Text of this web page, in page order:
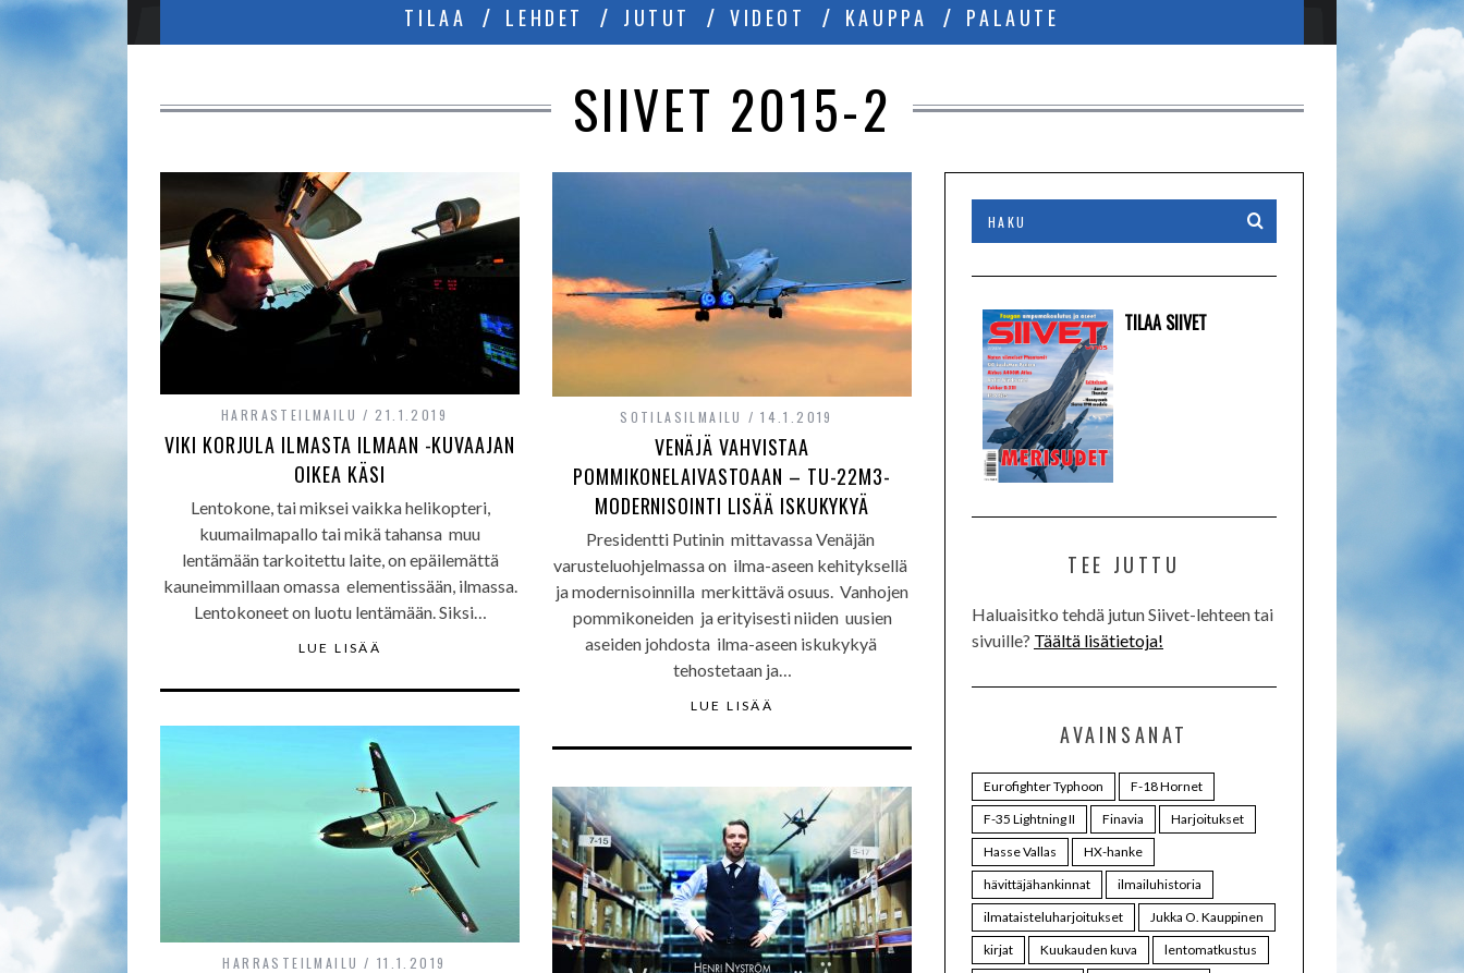
TILAA LEHDET JUTUT VIDEOT KAUPPA PALAUTE
SIIVET 2015-2
HARRASTEILMAILU 21.1.2019
VIKI KORJULA ILMASTA ILMAAN -KUVAAJAN
OIKEA KÄSI
Lentokone, tai miksei vaikka helikopteri,
kuumailmapallo tai mikä tahansa muu
lentämään tarkoitettu laite, on epäilemättä
kauneimmillaan omassa elementissään, ilmassa.
Lentokoneet on luotu lentämään. Siksi…
LUE LISÄÄ
SOTILASILMAILU 14.1.2019
VENÄJÄ VAHVISTAA
POMMIKONELAIVASTOAAN – TU-22M3-
MODERNISOINTI LISÄÄ ISKUKYKYÄ
Presidentti Putinin mittavassa Venäjän
varusteluohjelmassa on ilma-aseen kehityksellä
ja modernisoinnilla merkittävä osuus. Vanhojen
pommikoneiden ja erityisesti niiden uusien
aseiden johdosta ilma-aseen iskukykyä
tehostetaan ja…
LUE LISÄÄ
HARRASTEILMAILU 11.1.2019
TILAA SIIVET
TEE JUTTU
Haluaisitko tehdä jutun Siivet-lehteen tai
sivuille? Täältä lisätietoja!
AVAINSANAT
Eurofighter Typhoon
F-18 Hornet
F-35 Lightning II
Finavia
Harjoitukset
Hasse Vallas
HX-hanke
hävittäjähankinnat
ilmailuhistoria
ilmataisteluharjoitukset
Jukka O. Kauppinen
kirjat
Kuukauden kuva
lentomatkustus